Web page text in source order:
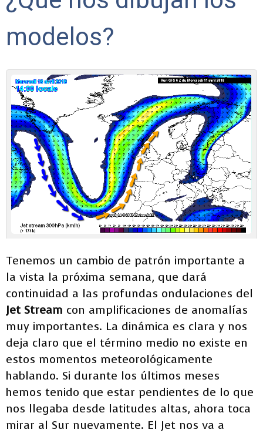
modelos?
Tenemos un cambio de patrón importante a
la vista la próxima semana, que dará
continuidad a las profundas ondulaciones del
Jet Stream con amplificaciones de anomalías
muy importantes. La dinámica es clara y nos
deja claro que el término medio no existe en
estos momentos meteorológicamente
hablando. Si durante los últimos meses
hemos tenido que estar pendientes de lo que
nos llegaba desde latitudes altas, ahora toca
mirar al Sur nuevamente. El Jet nos va a